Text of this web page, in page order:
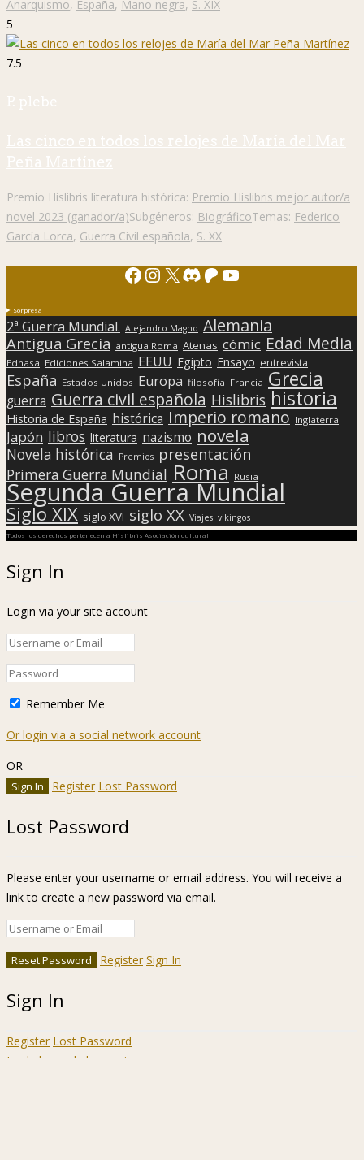
Anarquismo, España, Mano negra, S. XIX
5
7.5
P. plebe
Las cinco en todos los relojes de María del Mar
Peña Martínez
Premio Hislibris literatura histórica: Premio Hislibris mejor autor/a
novel 2023 (ganador/a)Subgéneros: BiográficoTemas: Federico
García Lorca, Guerra Civil española, S. XX
Facebook
Instagram
X Discord
Patreon
YouTube
Sorpresa
2ª Guerra Mundial. Alejandro Magno Alemania
Antigua Grecia antigua Roma Atenas cómic Edad Media
Edhasa Ediciones Salamina EEUU Egipto Ensayo entrevista
España Estados Unidos Europa filosofía Francia Grecia
guerra Guerra civil española Hislibris historia
Historia de España histórica Imperio romano Inglaterra
Japón libros literatura nazismo novela
Novela histórica Premios presentación
Primera Guerra Mundial Roma Rusia
Segunda Guerra Mundial
Siglo XIX siglo XVI siglo XX Viajes vikingos
Todos los derechos pertenecen a Hislibris Asociación cultural
Sign In
Login via your site account
Remember Me
Or login via a social network account
OR
Register Lost Password
Lost Password
Please enter your username or email address. You will receive a
link to create a new password via email.
Register Sign In
Sign In
Register Lost Password
Ir a la barra de herramientas